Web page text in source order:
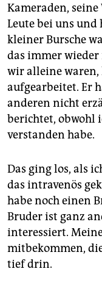
Kameraden,
Leute bei uns
kleiner Bursche
das immer
wir alleine
aufgearbeitet. Er
anderen nicht
berichtet, obwohl
verstanden habe.
Das ging los, als
das intravenös
habe noch einen
Bruder ist ganz
interessiert.
mitbekommen,
tief drin.